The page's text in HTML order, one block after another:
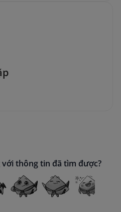
thông tin đã tìm được?